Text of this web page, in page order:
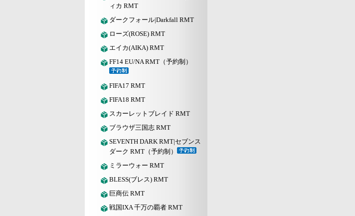
ィカ RMT
ダークフォール|Darkfall RMT
ローズ(ROSE) RMT
エイカ(AIKA) RMT
FF14 EU/NA RMT（予約制）
FIFA17 RMT
FIFA18 RMT
スカーレットブレイド RMT
ブラウザ三国志 RMT
SEVENTH DARK RMT|セブンス
ダーク RMT（予約制）
ミラーウォー RMT
BLESS(ブレス) RMT
巨商伝 RMT
戦国IXA 千万の覇者 RMT